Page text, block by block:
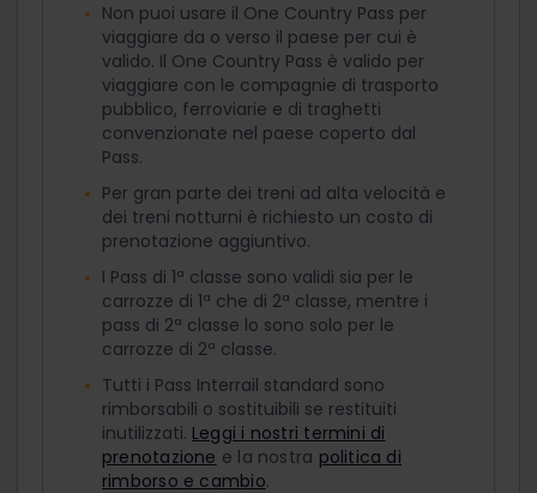
Non puoi usare il One Country Pass per
viaggiare da o verso il paese per cui è
valido. Il One Country Pass è valido per
viaggiare con le compagnie di trasporto
pubblico, ferroviarie e di traghetti
convenzionate nel paese coperto dal
Pass.
Per gran parte dei treni ad alta velocità e
dei treni notturni è richiesto un costo di
prenotazione aggiuntivo.
I Pass di 1ª classe sono validi sia per le
carrozze di 1ª che di 2ª classe, mentre i
pass di 2ª classe lo sono solo per le
carrozze di 2ª classe.
Tutti i Pass Interrail standard sono
rimborsabili o sostituibili se restituiti
inutilizzati. Leggi i nostri termini di
prenotazione e la nostra politica di
rimborso e cambio.